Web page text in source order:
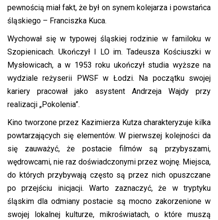
pewnością miał fakt, że był on synem kolejarza i powstańca
śląskiego – Franciszka Kuca.
Wychował się w typowej śląskiej rodzinie w familoku w
Szopienicach. Ukończył I LO im. Tadeusza Kościuszki w
Mysłowicach, a w 1953 roku ukończył studia wyższe na
wydziale reżyserii PWSF w Łodzi. Na początku swojej
kariery pracował jako asystent Andrzeja Wajdy przy
realizacji „Pokolenia”.
Kino tworzone przez Kazimierza Kutza charakteryzuje kilka
powtarzających się elementów. W pierwszej kolejności da
się zauważyć, że postacie filmów są przybyszami,
wędrowcami, nie raz doświadczonymi przez wojnę. Miejsca,
do których przybywają często są przez nich opuszczane
po przejściu inicjacji. Warto zaznaczyć, że w tryptyku
śląskim dla odmiany postacie są mocno zakorzenione w
swojej lokalnej kulturze, mikroświatach, o które muszą